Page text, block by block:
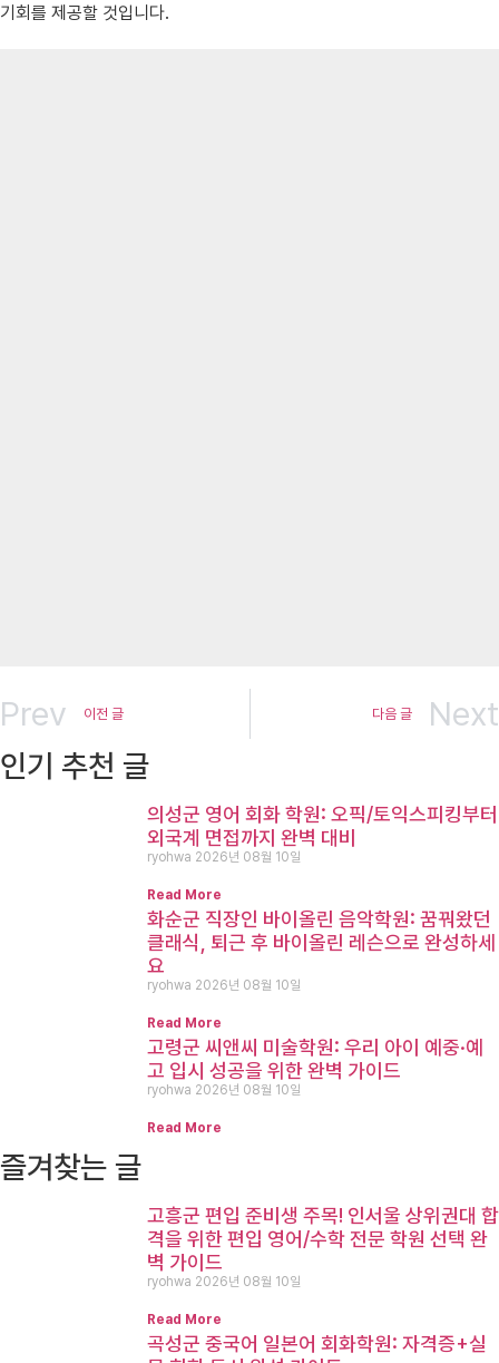
기회를 제공할 것입니다.
Prev 이전 글 다음 글 Next
인기 추천 글
의성군 영어 회화 학원: 오픽/토익스피킹부터
외국계 면접까지 완벽 대비
ryohwa 2026년 08월 10일
Read More
화순군 직장인 바이올린 음악학원: 꿈꿔왔던
클래식, 퇴근 후 바이올린 레슨으로 완성하세
요
ryohwa 2026년 08월 10일
Read More
고령군 씨앤씨 미술학원: 우리 아이 예중·예
고 입시 성공을 위한 완벽 가이드
ryohwa 2026년 08월 10일
Read More
즐겨찾는 글
고흥군 편입 준비생 주목! 인서울 상위권대 합
격을 위한 편입 영어/수학 전문 학원 선택 완
벽 가이드
ryohwa 2026년 08월 10일
Read More
곡성군 중국어 일본어 회화학원: 자격증+실